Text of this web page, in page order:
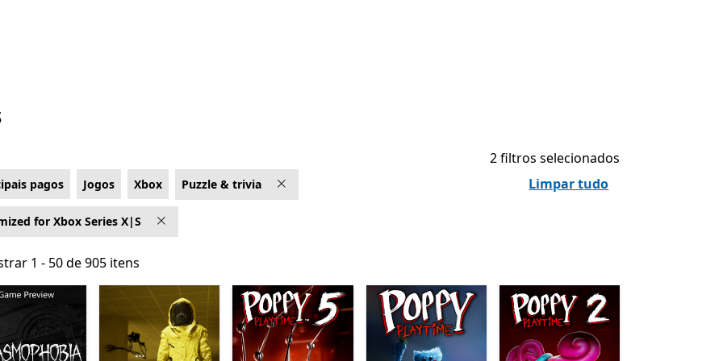
pagos Jogos Xbox Puzzle & trivia
for Xbox Series X|S
2 filtros selecionados
Limpar tudo
1 - 50 de 905 itens
1 - 50 de 905 itens